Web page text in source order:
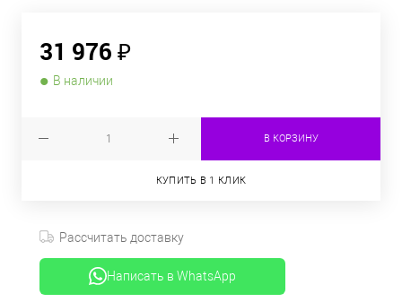
31 976 ₽
В наличии
В КОРЗИНУ
КУПИТЬ В 1 КЛИК
Рассчитать доставку
Написать в WhatsApp